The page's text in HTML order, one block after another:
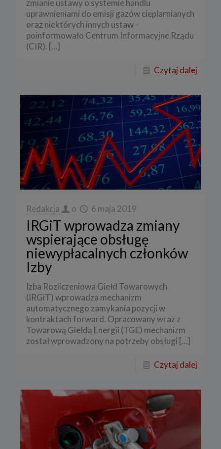
zmianie ustawy o systemie handlu
uprawnieniami do emisji gazów cieplarnianych
oraz niektórych innych ustaw –
poinformowało Centrum Informacyjne Rządu
(CIR). […]
Czytaj dalej
Redakcja o 6 maja 2019
IRGiT wprowadza zmiany
wspierające obsługę
niewypłacalnych członków
Izby
Izba Rozliczeniowa Giełd Towarowych
(IRGiT) wprowadza mechanizm
automatycznego zamykania pozycji w
kontraktach forward. Opracowany wraz z
Towarową Giełdą Energii (TGE) mechanizm
został wprowadzony na potrzeby obsługi […]
Czytaj dalej